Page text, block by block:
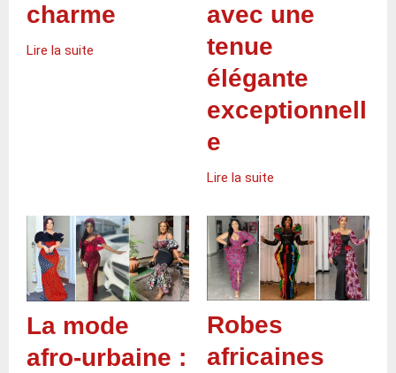
charme
Lire la suite
avec une
tenue
élégante
exceptionnell
e
Lire la suite
La mode
afro-urbaine :
Robes
africaines